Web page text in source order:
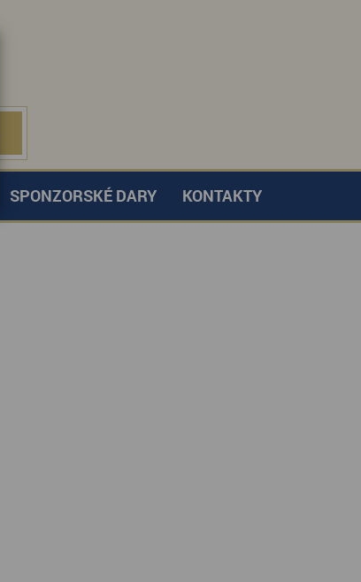
SPONZORSKÉ DARY KONTAKTY